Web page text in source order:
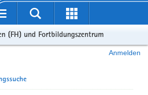
(FH) und Fortbildungszentrum
Anmelden